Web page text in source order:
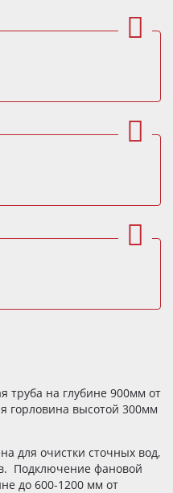
на глубине 900мм от
горловина высотой 300мм
для очистки сточных вод,
Подключение фановой
до 600-1200 мм от